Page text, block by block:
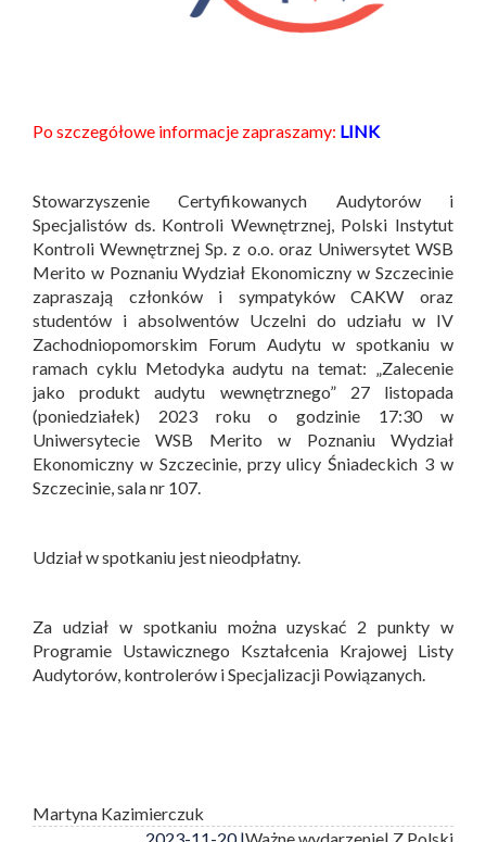
Po szczegółowe informacje zapraszamy: LINK
Stowarzyszenie Certyfikowanych Audytorów i
Specjalistów ds. Kontroli Wewnętrznej, Polski Instytut
Kontroli Wewnętrznej Sp. z o.o. oraz Uniwersytet WSB
Merito w Poznaniu Wydział Ekonomiczny w Szczecinie
zapraszają członków i sympatyków CAKW oraz
studentów i absolwentów Uczelni do udziału w IV
Zachodniopomorskim Forum Audytu w spotkaniu w
ramach cyklu Metodyka audytu na temat: „Zalecenie
jako produkt audytu wewnętrznego” 27 listopada
(poniedziałek) 2023 roku o godzinie 17:30 w
Uniwersytecie WSB Merito w Poznaniu Wydział
Ekonomiczny w Szczecinie, przy ulicy Śniadeckich 3 w
Szczecinie, sala nr 107.
Udział w spotkaniu jest nieodpłatny.
Za udział w spotkaniu można uzyskać 2 punkty w
Programie Ustawicznego Kształcenia Krajowej Listy
Audytorów, kontrolerów i Specjalizacji Powiązanych.
Martyna Kazimierczuk
2023-11-20 |Ważne wydarzenie| Z Polski